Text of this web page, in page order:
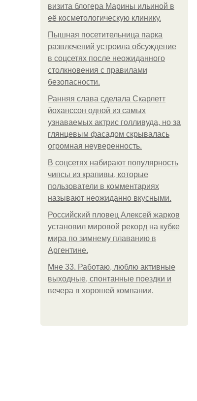
визита блогера Марины ильиной в
её косметологическую клинику.
Пышная посетительница парка
развлечений устроила обсуждение
в соцсетях после неожиданного
столкновения с правилами
безопасности.
Ранняя слава сделала Скарлетт
йоханссон одной из самых
узнаваемых актрис голливуда, но за
глянцевым фасадом скрывалась
огромная неуверенность.
В соцсетях набирают популярность
чипсы из крапивы, которые
пользователи в комментариях
называют неожиданно вкусными.
Российский пловец Алексей жарков
установил мировой рекорд на кубке
мира по зимнему плаванию в
Аргентине.
Мне 33. Работаю, люблю активные
выходные, спонтанные поездки и
вечера в хорошей компании.